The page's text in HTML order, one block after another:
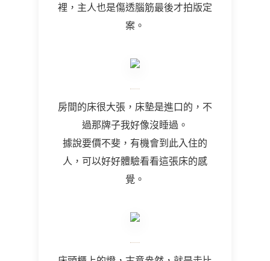
裡，主人也是傷透腦筋最後才拍版定
案。
房間的床很大張，床墊是進口的，不
過那牌子我好像沒睡過。
據說要價不斐，有機會到此入住的
人，可以好好體驗看看這張床的感
覺。